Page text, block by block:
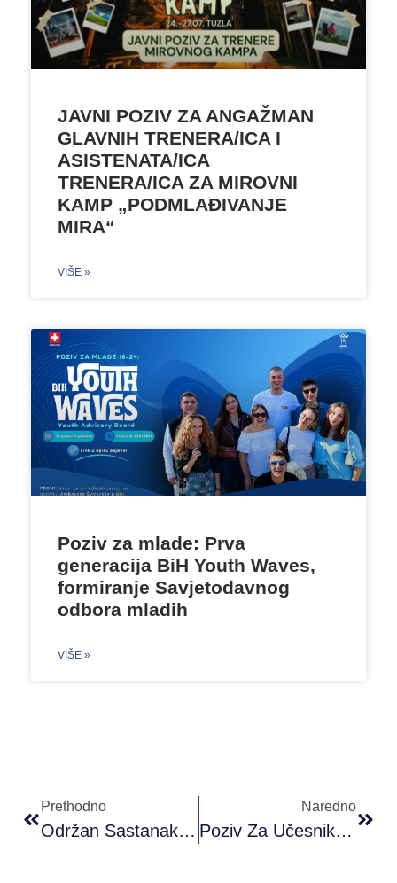
JAVNI POZIV ZA ANGAŽMAN
GLAVNIH TRENERA/ICA I
ASISTENATA/ICA
TRENERA/ICA ZA MIROVNI
KAMP „PODMLAĐIVANJE
MIRA“
VIŠE »
Poziv za mlade: Prva
generacija BiH Youth Waves,
formiranje Savjetodavnog
odbora mladih
VIŠE »
Prethodno
Održan Sastanak Sa Predstavnicima Online Akademije
Naredno
Poziv Za Učesnike/ice: Osnove Fotografisanja I Video Editovanja, #POKMO